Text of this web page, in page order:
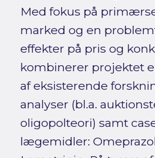
Med fokus på
marked og en
effekter på pris og
kombinerer projektet
af eksisterende
analyser (bl.a.
oligopolteori) samt
lægemidler: